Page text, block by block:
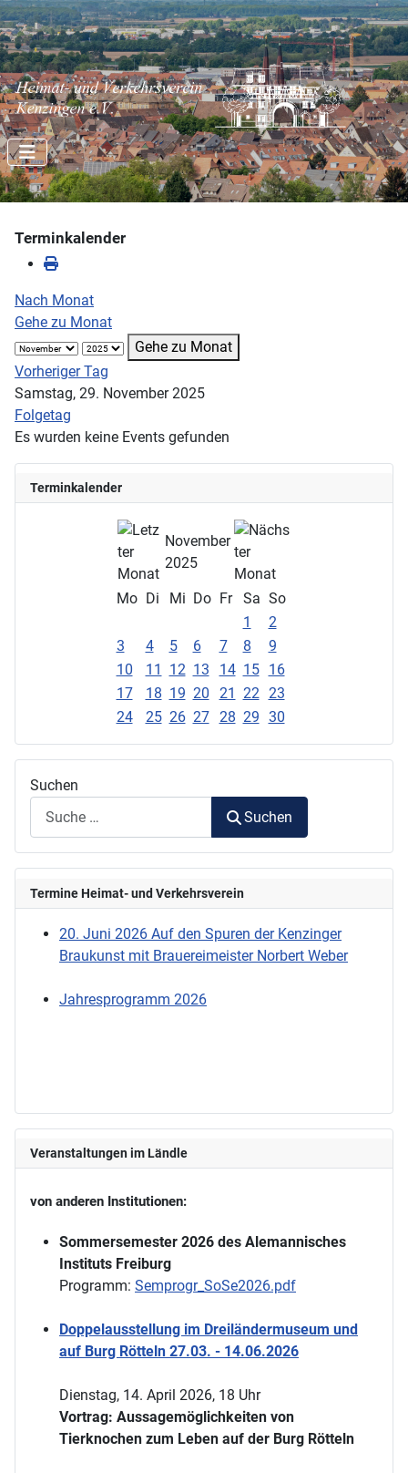
Terminkalender
November
2025
Mo Di Mi Do Fr Sa So
1
2
3
4 5 6 7 8
9
10
11 12 13 14 15
16
17
18 19 20 21 22 23
24
25 26 27 28 29 30
Suchen
Suchen
Termine Heimat- und Verkehrsverein
20. Juni 2026 Auf den Spuren der Kenzinger
Braukunst mit Brauereimeister Norbert Weber
Jahresprogramm 2026
Veranstaltungen im Ländle
von anderen Institutionen:
Sommersemester 2026 des Alemannisches
Instituts Freiburg
Programm: Semprogr_SoSe2026.pdf
Doppelausstellung im Dreiländermuseum und
auf Burg Rötteln 27.03. - 14.06.2026
Dienstag, 14. April 2026, 18 Uhr
Vortrag: Aussagemöglichkeiten von
Tierknochen zum Leben auf der Burg Rötteln
Terminkalender
Nach Monat
Gehe zu Monat
Gehe zu Monat
Vorheriger Tag
Samstag, 29. November 2025
Folgetag
Es wurden keine Events gefunden